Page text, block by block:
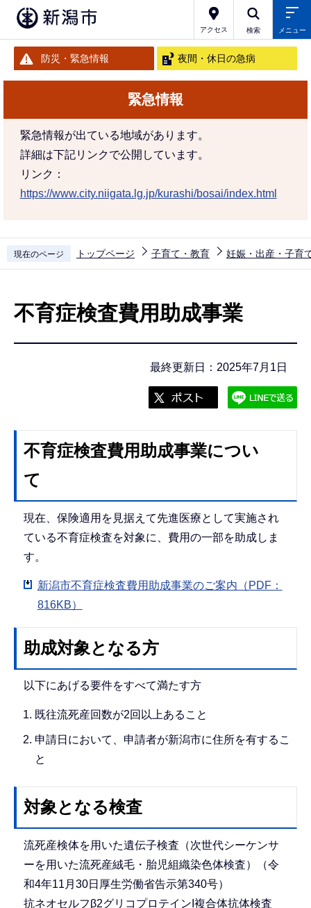
アクセス 検索 メニュー
防災・緊急情報 夜間・休日の急病
緊急情報
緊急情報が出ている地域があります。
詳細は下記リンクで公開しています。
リンク：
https://www.city.niigata.lg.jp/kurashi/bosai/index.html
現在のページ トップページ 子育て・教育 妊娠・出産・子育
不育症検査費用助成事業
最終更新日：2025年7月1日
不育症検査費用助成事業につい
て
現在、保険適用を見据えて先進医療として実施され
ている不育症検査を対象に、費用の一部を助成しま
す。
新潟市不育症検査費用助成事業のご案内（PDF：
816KB）
助成対象となる方
以下にあげる要件をすべて満たす方
既往流死産回数が2回以上あること
申請日において、申請者が新潟市に住所を有するこ
と
対象となる検査
流死産検体を用いた遺伝子検査（次世代シーケンサ
ーを用いた流死産絨毛・胎児組織染色体検査）（令
和4年11月30日厚生労働省告示第340号）
抗ネオセルフβ2グリコプロテインI複合体抗体検査